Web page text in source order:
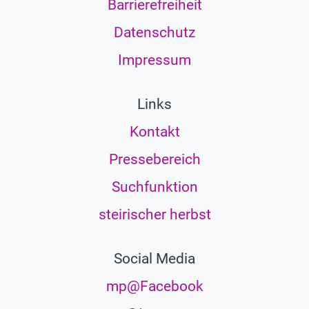
Barrierefreiheit
Datenschutz
Impressum
Links
Kontakt
Pressebereich
Suchfunktion
steirischer herbst
Social Media
mp@Facebook